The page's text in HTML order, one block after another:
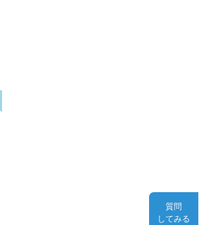
質問
してみる